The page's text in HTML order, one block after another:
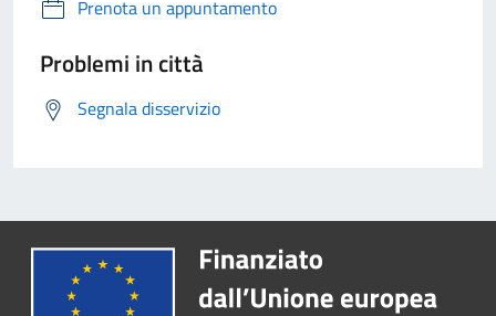
Prenota un appuntamento
Problemi in città
Segnala disservizio